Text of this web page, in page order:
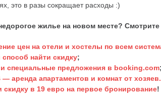
это в разы сокращает расходы :)
жилье на новом месте?
цен на отели и хостелы по всем
способ найти скидку;
специальные предложения в booking.com;
— аренда апартаментов и комнат от
скидку в 19 евро на первое бронирование!